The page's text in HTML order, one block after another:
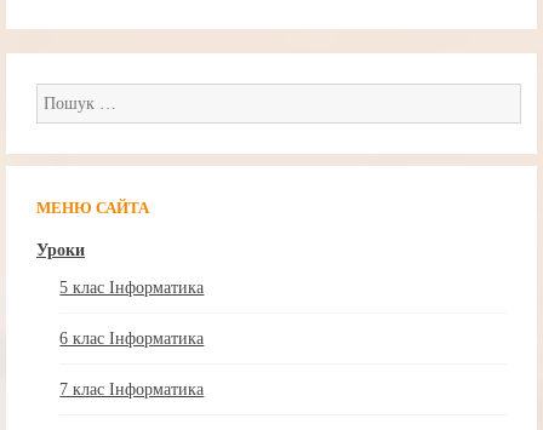
Пошук:
МЕНЮ САЙТА
Уроки
5 клас Інформатика
6 клас Інформатика
7 клас Інформатика